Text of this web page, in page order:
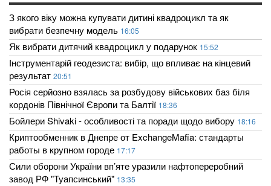
З якого віку можна купувати дитині квадроцикл та як
вибрати безпечну модель 16:05
Як вибрати дитячий квадроцикл у подарунок 15:52
Інструментарій геодезиста: вибір, що впливає на кінцевий
результат 20:51
Росія серйозно взялась за розбудову військових баз біля
кордонів Північної Європи та Балтії 18:36
Бойлери Shivaki - особливості та поради щодо вибору 18:16
Криптообменник в Днепре от ExchangeMafia: стандарты
работы в крупном городе 17:17
Сили оборони України вп’яте уразили нафтопереробний
завод РФ "Туапсинський" 13:35